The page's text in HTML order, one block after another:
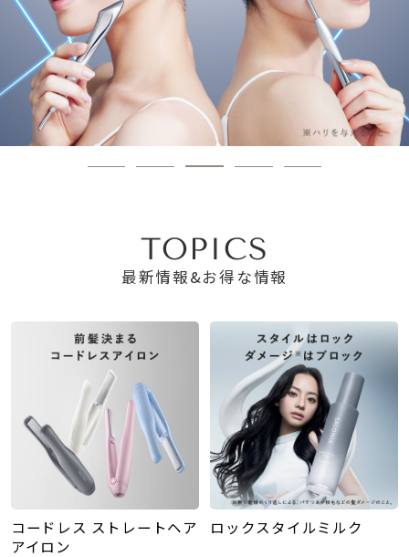
TOPICS
最新情報&お得な情報
コードレス ストレートヘア
アイロン
ロックスタイルミルク